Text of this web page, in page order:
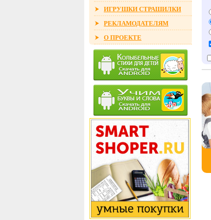
ИГРУШКИ СТРАШИЛКИ
РЕКЛАМОДАТЕЛЯМ
О ПРОЕКТЕ